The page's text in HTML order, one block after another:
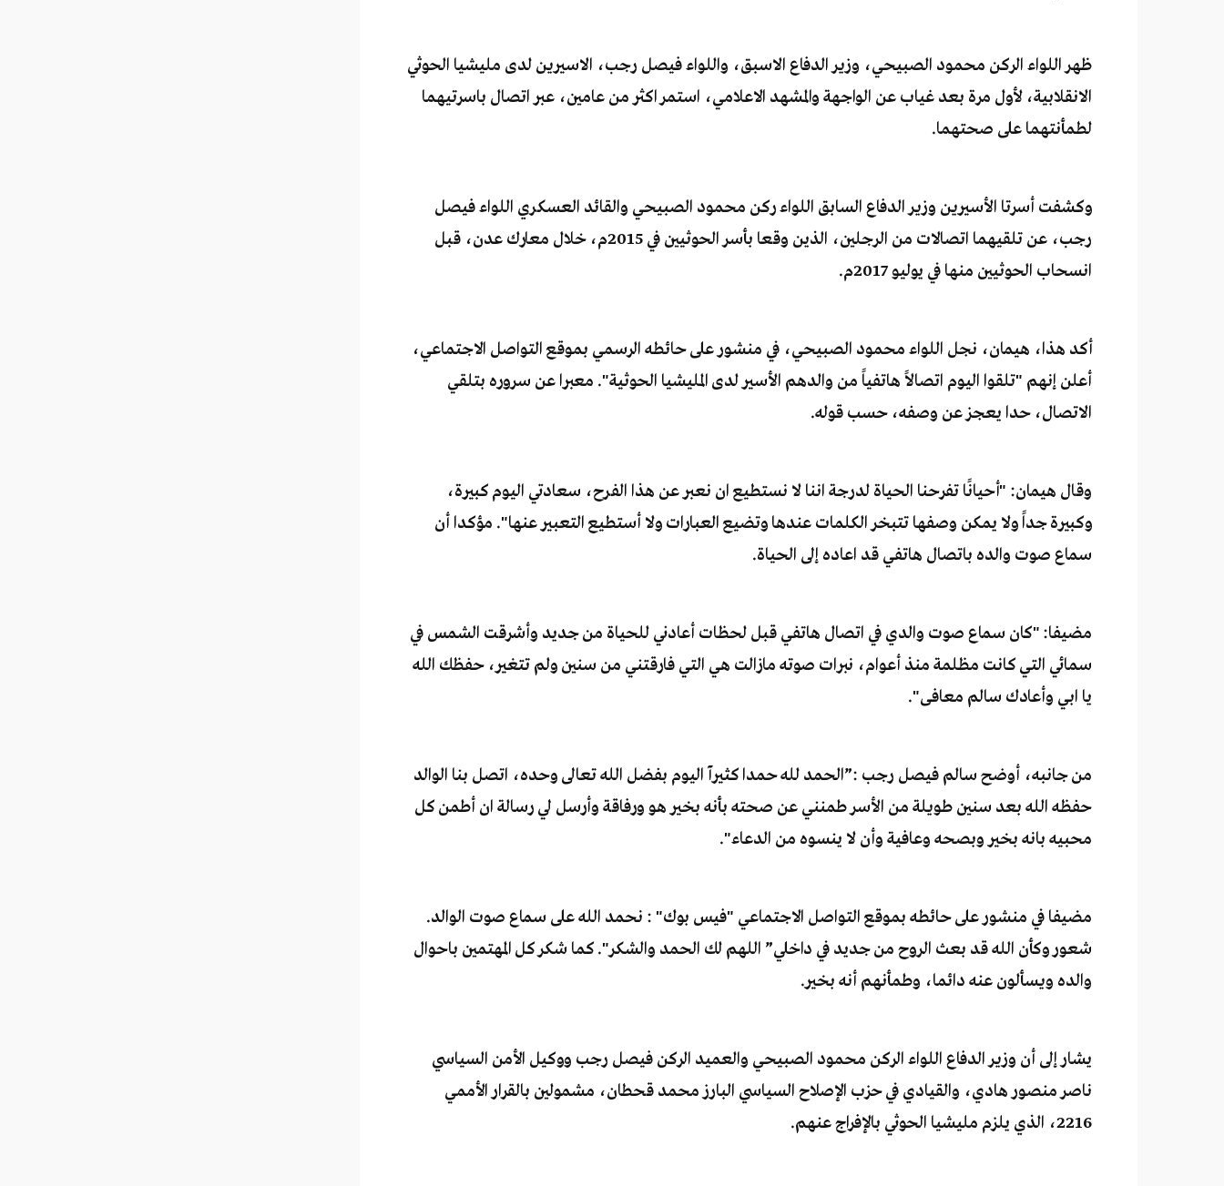
ظهر اللواء الركن محمود الصبيحي، وزير الدفاع الاسبق، واللواء فيصل رجب، الاسيرين لدى مليشيا الحوثي
الانقلابية، لأول مرة بعد غياب عن الواجهة والمشهد الاعلامي، استمر اكثر من عامين، عبر اتصال باسرتيهما
لطمأنتهما على صحتهما.
وكشفت أسرتا الأسيرين وزير الدفاع السابق اللواء ركن محمود الصبيحي والقائد العسكري اللواء فيصل
رجب، عن تلقيهما اتصالات من الرجلين، الذين وقعا بأسر الحوثيين في 2015م، خلال معارك عدن، قبل
انسحاب الحوثيين منها في يوليو 2017م.
أكد هذا، هيمان، نجل اللواء محمود الصبيحي، في منشور على حائطه الرسمي بموقع التواصل الاجتماعي،
أعلن إنهم "تلقوا اليوم اتصالاً هاتفياً من والدهم الأسير لدى المليشيا الحوثية". معبرا عن سروره بتلقي
الاتصال، حدا يعجز عن وصفه، حسب قوله.
وقال هيمان: "أحيانًا تفرحنا الحياة لدرجة اننا لا نستطيع ان نعبر عن هذا الفرح، سعادتي اليوم كبيرة،
وكبيرة جداً ولا يمكن وصفها تتبخر الكلمات عندها وتضيع العبارات ولا أستطيع التعبير عنها". مؤكدا أن
سماع صوت والده باتصال هاتفي قد اعاده إلى الحياة.
مضيفا: "كان سماع صوت والدي في اتصال هاتفي قبل لحظات أعادني للحياة من جديد وأشرقت الشمس في
سمائي التي كانت مظلمة منذ أعوام، نبرات صوته مازالت هي التي فارقتني من سنين ولم تتغير، حفظك الله
يا ابي وأعادك سالم معافى".
من جانبه، أوضح سالم فيصل رجب :”الحمد لله حمدا كثيرآ اليوم بفضل الله تعالى وحده، اتصل بنا الوالد
حفظه الله بعد سنين طويلة من الأسر طمنني عن صحته بأنه بخير هو ورفاقة وأرسل لي رسالة ان أطمن كل
محبيه بانه بخير وبصحه وعافية وأن لا ينسوه من الدعاء".
مضيفا في منشور على حائطه بموقع التواصل الاجتماعي "فيس بوك" : نحمد الله على سماع صوت الوالد.
شعور وكأن الله قد بعث الروح من جديد في داخلي” اللهم لك الحمد والشكر". كما شكر كل المهتمين باحوال
والده ويسألون عنه دائما، وطمأنهم أنه بخير.
يشار إلى أن وزير الدفاع اللواء الركن محمود الصبيحي والعميد الركن فيصل رجب ووكيل الأمن السياسي
ناصر منصور هادي، والقيادي في حزب الإصلاح السياسي البارز محمد قحطان، مشمولين بالقرار الأممي
2216، الذي يلزم مليشيا الحوثي بالإفراج عنهم.